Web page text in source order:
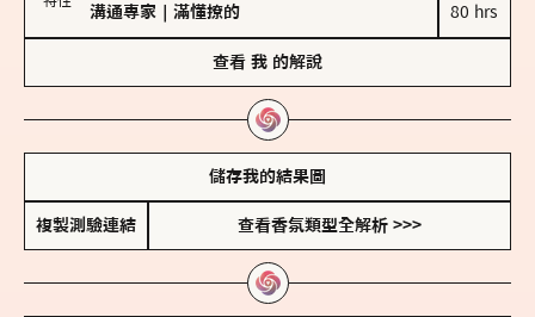
溝通專家
滿懂撩的
80 hrs
查看 我 的解說
儲存我的結果圖
複製測驗連結 查看香氛類型全解析 >>>